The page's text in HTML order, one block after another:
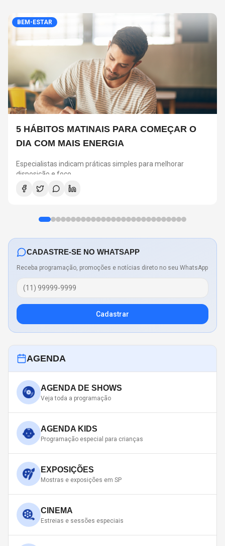
BEM-ESTAR
5 HÁBITOS MATINAIS PARA COMEÇAR O
DIA COM MAIS ENERGIA
Especialistas indicam práticas simples para melhorar
disposição e foco
CADASTRE-SE NO WHATSAPP
Receba programação, promoções e notícias direto no seu WhatsApp
Cadastrar
AGENDA
AGENDA DE SHOWS
Veja toda a programação
AGENDA KIDS
Programação especial para crianças
EXPOSIÇÕES
Mostras e exposições em SP
CINEMA
Estreias e sessões especiais